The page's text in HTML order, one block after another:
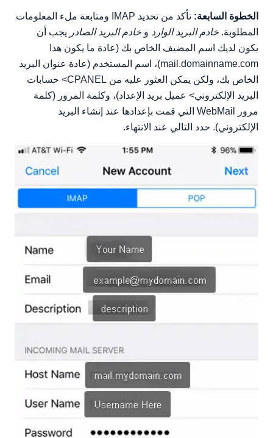
الخطوة السابعة:
تأكد من تحديد IMAP ومتابعة ملء المعلومات
المطلوبة. خادم البريد الوارد و خادم البريد الصادر يجب أن
يكون لديك اسم المضيف الخاص بك (عادة ما يكون هذا
mail.domainname.com)، اسم المستخدم (عادة عنوان البريد
الخاص بك، ولكن يمكن العثور عليه من CPANEL> حسابات
البريد الإلكتروني> عميل بريد الإعداد)، وكلمة المرور (كلمة
مرور WebMail التي قمت بإعدادها عند إنشاء البريد
الإلكتروني). حدد التالي عند الانتهاء.